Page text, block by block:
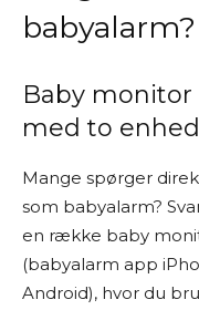
babyalarm?
Baby monitor
med to
Mange spørger
som babyalarm?
en række baby
(babyalarm app
Android), hvor du